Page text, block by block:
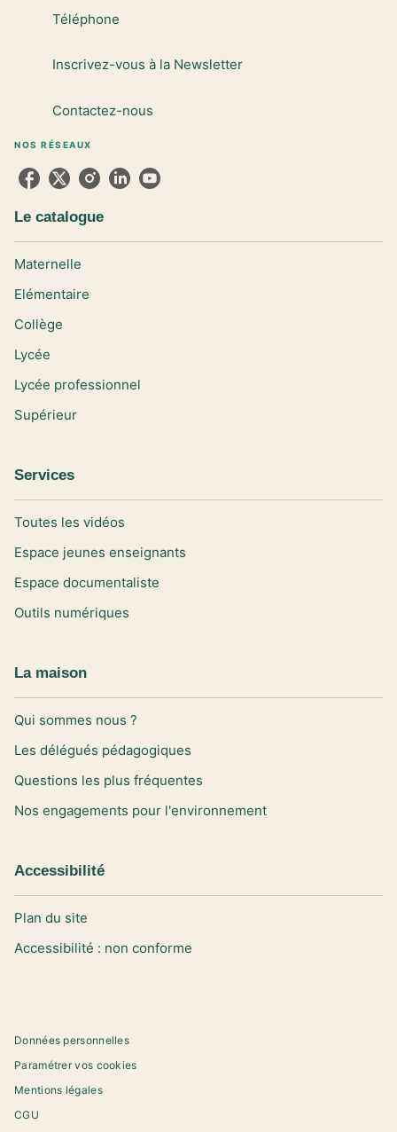
Téléphone
Inscrivez-vous à la Newsletter
Contactez-nous
NOS RÉSEAUX
Le catalogue
Maternelle
Elémentaire
Collège
Lycée
Lycée professionnel
Supérieur
Services
Toutes les vidéos
Espace jeunes enseignants
Espace documentaliste
Outils numériques
La maison
Qui sommes nous ?
Les délégués pédagogiques
Questions les plus fréquentes
Nos engagements pour l'environnement
Accessibilité
Plan du site
Accessibilité : non conforme
Données personnelles
Paramétrer vos cookies
Mentions légales
CGU